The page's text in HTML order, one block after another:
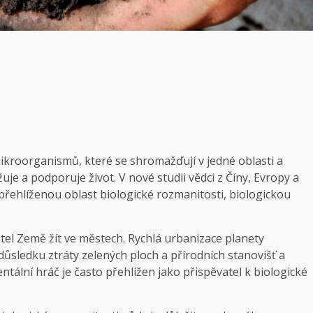
které se shromažďují v jedné oblasti a
a podporuje život. V nové studii vědci z Číny, Evropy a
oblast biologické rozmanitosti, biologickou
Země žít ve městech. Rychlá urbanizace planety
ztráty zelených ploch a přírodních stanovišť a
hráč je často přehlížen jako přispěvatel k biologické